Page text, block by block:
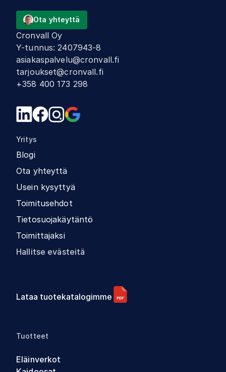
Ota yhteyttä
Cronvall Oy
Y-tunnus:2407943-8
asiakaspalvelu@cronvall.fi
tarjoukset@cronvall.fi
+358 400 173 298
Yritys
Blogi
Ota yhteyttä
Usein kysyttyä
Toimitusehdot
Tietosuojakäytäntö
Toimittajaksi
Hallitse evästeitä
Lataa tuotekatalogimme
Tuotteet
Eläinverkot